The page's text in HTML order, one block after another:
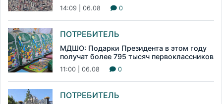
14:09 | 06.08 0
ПОТРЕБИТЕЛЬ
МДШО: Подарки Президента в этом году
получат более 795 тысяч первоклассников
11:00 | 06.08 0
ПОТРЕБИТЕЛЬ